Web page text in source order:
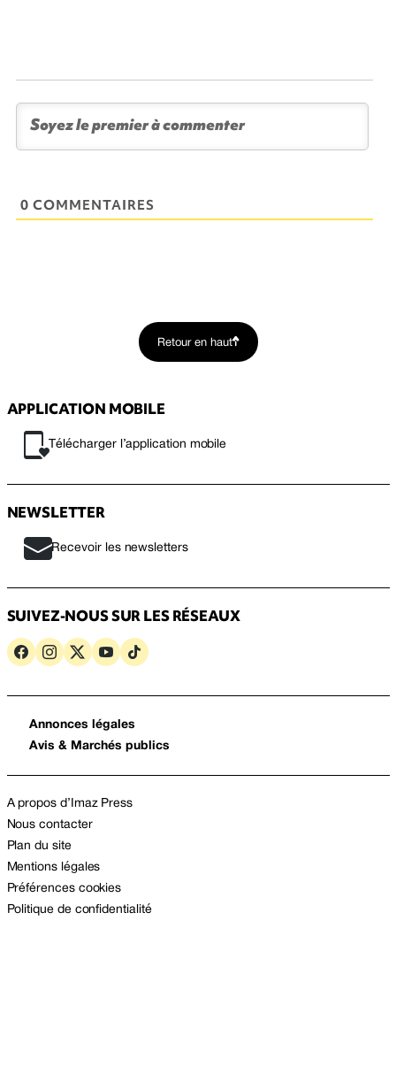
0 COMMENTAIRES
Retour en haut
APPLICATION MOBILE
Télécharger l’application mobile
NEWSLETTER
Recevoir les newsletters
SUIVEZ-NOUS SUR LES RÉSEAUX
Annonces légales
Avis & Marchés publics
A propos d’Imaz Press
Nous contacter
Plan du site
Mentions légales
Préférences cookies
Politique de confidentialité